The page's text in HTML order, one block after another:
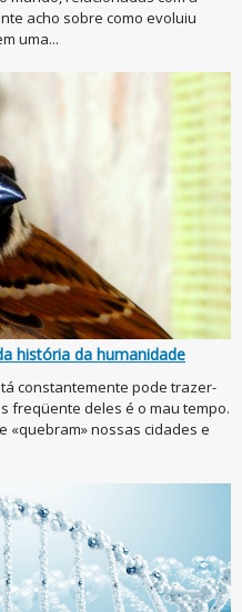
acho sobre como evoluiu
uma...
história da humanidade
constantemente pode trazer-
freqüente deles é o mau tempo.
«quebram» nossas cidades e